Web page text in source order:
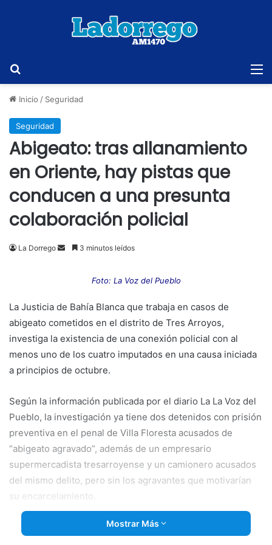
Inicio / Seguridad
Seguridad
Abigeato: tras allanamiento
en Oriente, hay pistas que
conducen a una presunta
colaboración policial
La Dorrego
Send3 minutos leídos
Foto: La Voz del Pueblo
La Justicia de Bahía Blanca que trabaja en casos de
abigeato cometidos en el distrito de Tres Arroyos,
investiga la existencia de una conexión policial con al
menos uno de los cuatro imputados en una causa iniciada
a principios de octubre.
Según la información publicada por el diario La La Voz del
Pueblo, la investigación ya tiene dos detenidos con prisión
preventiva en el penal de Villa Floresta acusados de
“abigeato agravado”, además de un empresario
supermercadista tresarroyense y un camionero acusados
del mismo delito, pero sin los agravantes que motivarían
su encarcelamiento.
De acuerdo a esta publicación, “la sospecha de que los
Mostrar Más